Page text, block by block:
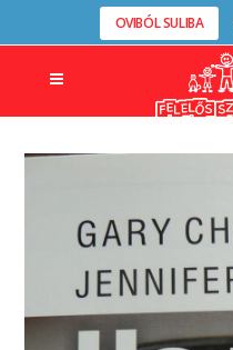
OVIBÓL SULIBA